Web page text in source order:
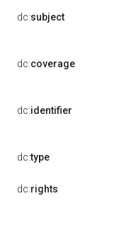
dc:subject
dc:coverage
dc:identifier
dc:type
dc:rights